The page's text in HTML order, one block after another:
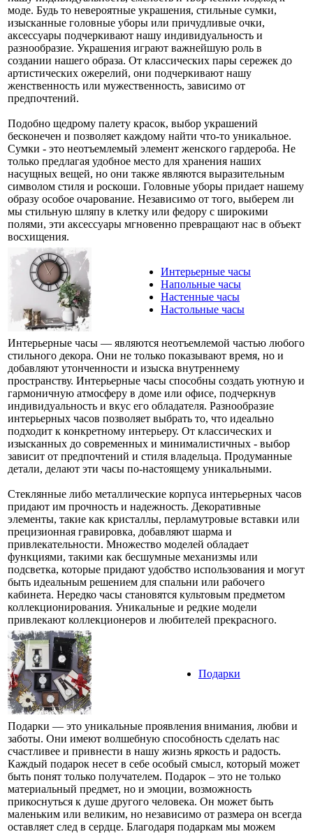
моде. Будь то невероятные украшения, стильные сумки,
изысканные головные уборы или причудливые очки,
аксессуары подчеркивают нашу индивидуальность и
разнообразие. Украшения играют важнейшую роль в
создании нашего образа. От классических пары сережек до
артистических ожерелий, они подчеркивают нашу
женственность или мужественность, зависимо от
предпочтений.
Подобно щедрому палету красок, выбор украшений
бесконечен и позволяет каждому найти что-то уникальное.
Сумки - это неотъемлемый элемент женского гардероба. Не
только предлагая удобное место для хранения наших
насущных вещей, но они также являются выразительным
символом стиля и роскоши. Головные уборы придает нашему
образу особое очарование. Независимо от того, выберем ли
мы стильную шляпу в клетку или федору с широкими
полями, эти аксессуары мгновенно превращают нас в объект
восхищения.
Интерьерные часы
Напольные часы
Настенные часы
Настольные часы
Интерьерные часы — являются неотъемлемой частью любого
стильного декора. Они не только показывают время, но и
добавляют утонченности и изыска внутреннему
пространству. Интерьерные часы способны создать уютную и
гармоничную атмосферу в доме или офисе, подчеркнув
индивидуальность и вкус его обладателя. Разнообразие
интерьерных часов позволяет выбрать то, что идеально
подходит к конкретному интерьеру. От классических и
изысканных до современных и минималистичных - выбор
зависит от предпочтений и стиля владельца. Продуманные
детали, делают эти часы по-настоящему уникальными.
Стеклянные либо металлические корпуса интерьерных часов
придают им прочность и надежность. Декоративные
элементы, такие как кристаллы, перламутровые вставки или
прецизионная гравировка, добавляют шарма и
привлекательности. Множество моделей обладает
функциями, такими как бесшумные механизмы или
подсветка, которые придают удобство использования и могут
быть идеальным решением для спальни или рабочего
кабинета. Нередко часы становятся культовым предметом
коллекционирования. Уникальные и редкие модели
привлекают коллекционеров и любителей прекрасного.
Подарки
Подарки — это уникальные проявления внимания, любви и
заботы. Они имеют волшебную способность сделать нас
счастливее и привнести в нашу жизнь яркость и радость.
Каждый подарок несет в себе особый смысл, который может
быть понят только получателем. Подарок – это не только
материальный предмет, но и эмоции, возможность
прикоснуться к душе другого человека. Он может быть
маленьким или великим, но независимо от размера он всегда
оставляет след в сердце. Благодаря подаркам мы можем